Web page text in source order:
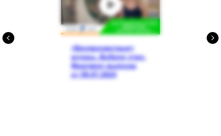
«Беспросветные»
шторы. Доброе утро.
Фрагмент выпуска
от 09.07.2024